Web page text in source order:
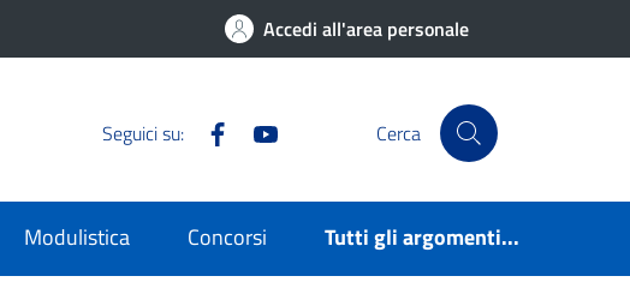
Accedi all'area personale
Seguici su: Facebook Cerca
Modulistica Concorsi Tutti gli argomenti...